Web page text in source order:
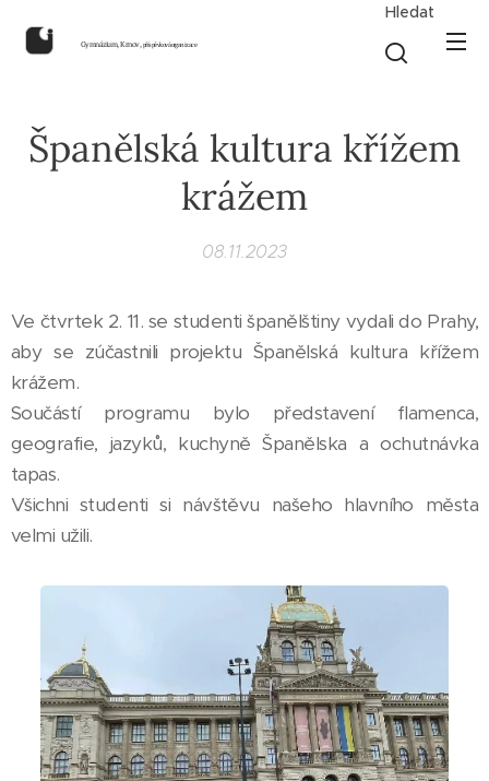
Gymnázium, Krnov,příspěvková organizace
Hledat
Španělská kultura křížem
krážem
08.11.2023
Ve čtvrtek 2. 11. se studenti španělštiny vydali do Prahy,
aby se zúčastnili projektu Španělská kultura křížem
krážem.
Součástí programu bylo představení flamenca,
geografie, jazyků, kuchyně Španělska a ochutnávka
tapas.
Všichni studenti si návštěvu našeho hlavního města
velmi užili.